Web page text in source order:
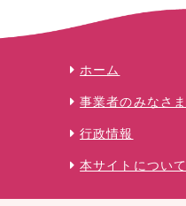
ホーム
事業者のみなさま
行政情報
本サイトについて